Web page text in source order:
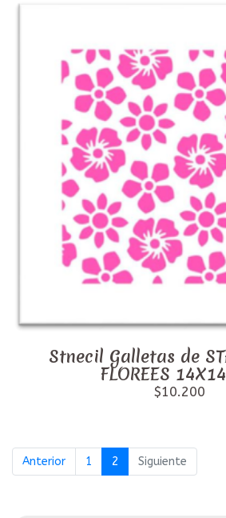
Stnecil Galletas de
FLOREES
$10.200
Anterior 1 2 Siguiente